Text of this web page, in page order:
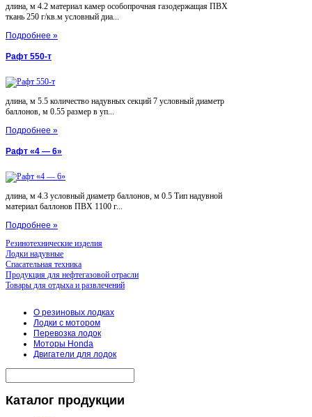
длина, м 4.2 материал камер особопрочная газодержащая ПВХ
ткань 250 г/кв.м условный диа...
Подробнее »
Рафт 550-т
длина, м 5.5 количество надувных секций 7 условный диаметр
баллонов, м 0.55 размер в уп...
Подробнее »
Рафт «4 — 6»
длина, м 4.3 условный диаметр баллонов, м 0.5 Тип надувной
материал баллонов ПВХ 1100 г...
Подробнее »
Резинотехнические изделия
Лодки надувные
Спасательная техника
Продукция для нефтегазовой отрасли
Товары для отдыха и развлечений
О резиновых лодках
Лодки с мотором
Перевозка лодок
Моторы Honda
Двигатели для лодок
Каталог продукции